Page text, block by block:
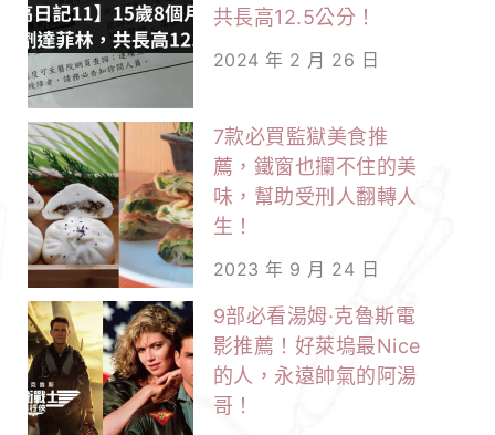
共長高12.5公分！
2024 年 2 月 26 日
7款必買監獄美食推
薦，鐵窗也攔不住的美
味，幫助受刑人翻轉人
生！
2023 年 9 月 24 日
9部必看湯姆·克魯斯電
影推薦！好萊塢最Nice
的人，永遠帥氣的阿湯
哥！